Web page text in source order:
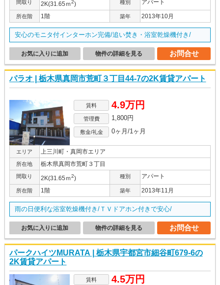
間取り 2K(31.65ｍ2) 種別 アパート
所在階 1階 築年 2013年10月
安心のモニタ付インターホン完備/追い焚き・浴室乾燥機付き/
お問合せ
物件の詳細を見る
お気に入りに追加
パラオ | 栃木県真岡市荒町３丁目44-7の2K賃貸アパート
賃料 4.9万円
管理費 1,800円
敷金/礼金 0ヶ月/1ヶ月
エリア 上三川町・真岡市エリア
所在地 栃木県真岡市荒町３丁目
間取り 2K(31.65ｍ2) 種別 アパート
所在階 1階 築年 2013年11月
雨の日便利な浴室乾燥機付き/ＴＶドアホン付きで安心/
お問合せ
物件の詳細を見る
お気に入りに追加
パークハイツMURATA | 栃木県宇都宮市細谷町679-6の
2K賃貸アパート
賃料 4.5万円